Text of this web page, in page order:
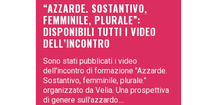
“AZZARDE. SOSTANTIVO,
FEMMINILE, PLURALE”:
DISPONIBILI TUTTI I VIDEO
DELL’INCONTRO
Sono stati pubblicati i video
dell'incontro di formazione "Azzarde.
Sostantivo, femminile, plurale."
organizzato da Velia. Una prospettiva
di genere sull'azzardo....